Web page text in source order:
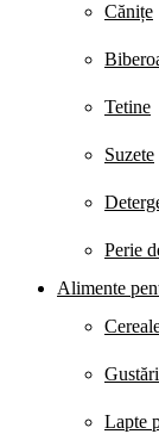
Cănițe
Tetine
Suzete
Perie
Alimente
Lapte